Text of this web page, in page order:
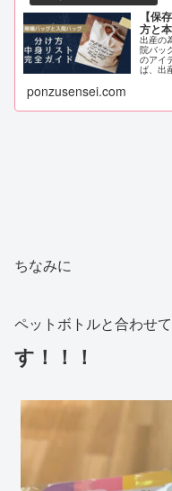
【保
方と
出産の
院バッ
のアイ
ば、出
ponzusensei.com
ちなみに
ペットボトルと合わせて
す！！！